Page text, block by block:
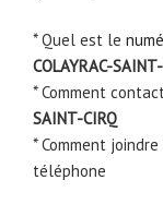
* Quel est le
COLAYRAC-
* Comment
SAINT-CIRQ
* Comment
téléphone